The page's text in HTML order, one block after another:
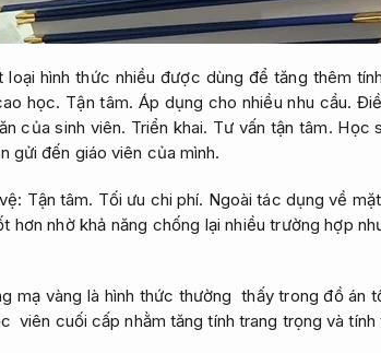
hình thức nhiều được dùng để tăng thêm
học. Tận tâm. Áp dụng cho nhiều nhu cầu.
của sinh viên. Triển khai. Tư vấn tận tâm. Học
gửi đến giáo viên của mình.
Tận tâm. Tối ưu chi phí. Ngoài tác dụng về
nhờ khả năng chống lại nhiều trường hợp
mạ vàng là hình thức thường thấy trong đồ án
viên cuối cấp nhằm tăng tính trang trọng và